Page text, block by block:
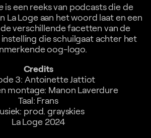
is een reeks van podcasts die de
La Loge aan het woord laat en een
verschillende facetten van de
die schuilgaat achter het
oog-logo.
Credits
3: Antoinette Jattiot
montage: Manon Laverdure
Taal: Frans
prod. grayskies
La Loge 2024